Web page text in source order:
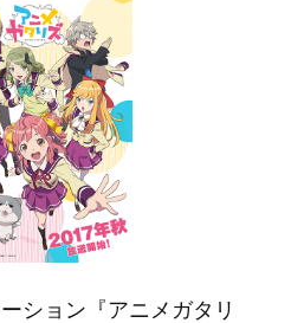
ション『アニメガタリ